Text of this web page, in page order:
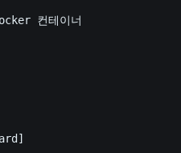
컨테이너